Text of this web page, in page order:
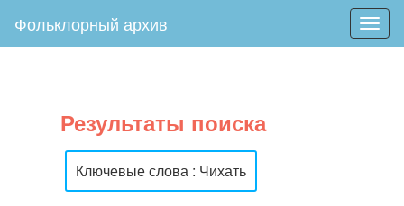
Фольклорный архив
Результаты поиска
Ключевые слова : Чихать